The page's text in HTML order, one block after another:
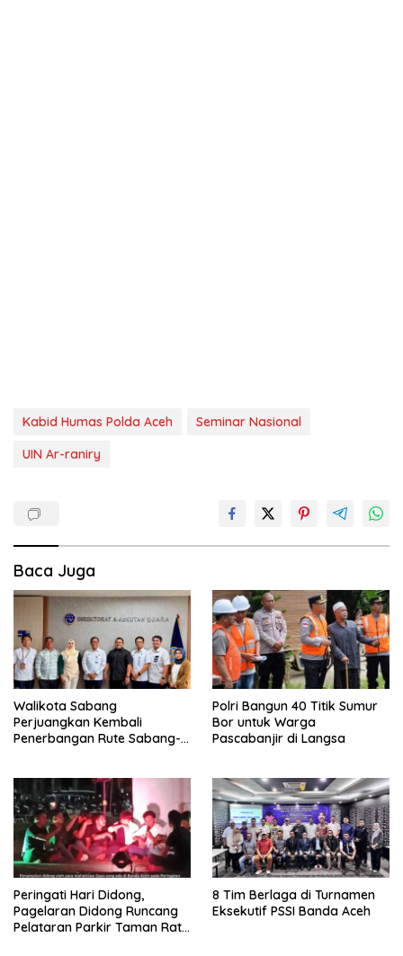
Kabid Humas Polda Aceh
Seminar Nasional
UIN Ar-raniry
Baca Juga
Walikota Sabang
Perjuangkan Kembali
Penerbangan Rute Sabang-
Polri Bangun 40 Titik Sumur
Bor untuk Warga
Pascabanjir di Langsa
Peringati Hari Didong,
Pagelaran Didong Runcang
Pelataran Parkir Taman Ratu
8 Tim Berlaga di Turnamen
Eksekutif PSSI Banda Aceh